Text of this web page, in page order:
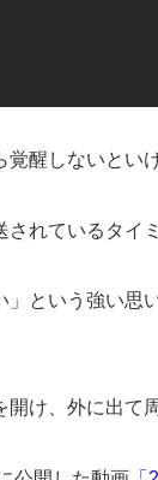
覚醒しないとい
されているタイ
」という強い
開け、外に出て